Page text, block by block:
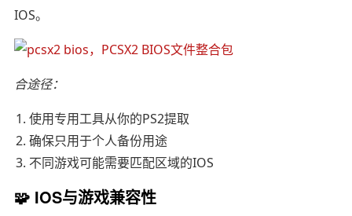
IOS。
合途径：
使用专用工具从你的PS2提取
确保只用于个人备份用途
不同游戏可能需要匹配区域的IOS
🧩 IOS与游戏兼容性